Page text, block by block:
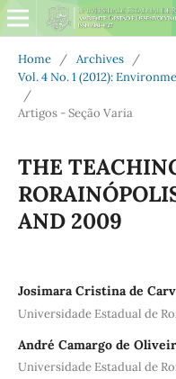
Home / Archives
/
Vol. 4 No. 1 (2012):
/
Artigos - Seção Varia
THE
AND 2009
Josimara Cristina de
Universidade Estadual de
André Camargo de
Universidade Estadual de